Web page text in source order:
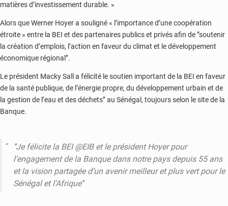
matières d’investissement durable. »
Alors que Werner Hoyer a souligné « l’importance d’une coopération
étroite » entre la BEI et des partenaires publics et privés afin de ’’soutenir
la création d’emplois, l’action en faveur du climat et le développement
économique régional’’.
Le président Macky Sall a félicité le soutien important de la BEI en faveur
de la santé publique, de l’énergie propre, du développement urbain et de
la gestion de l’eau et des déchets’’ au Sénégal, toujours selon le site de la
Banque.
’’Je félicite la BEI @EIB et le président Hoyer pour
l’engagement de la Banque dans notre pays depuis 55 ans
et la vision partagée d’un avenir meilleur et plus vert pour le
Sénégal et l’Afrique’’